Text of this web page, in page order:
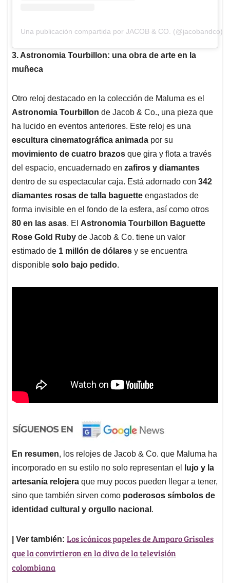
Una publicación compartida por JACOB & CO. (@jacobandco)
3. Astronomia Tourbillon: una obra de arte en la
muñeca
Otro reloj destacado en la colección de Maluma es el
Astronomia Tourbillon de Jacob & Co., una pieza que
ha lucido en eventos anteriores. Este reloj es una
escultura cinematográfica animada por su
movimiento de cuatro brazos que gira y flota a través
del espacio, encuadernado en zafiros y diamantes
dentro de su espectacular caja. Está adornado con 342
diamantes rosas de talla baguette engastados de
forma invisible en el fondo de la esfera, así como otros
80 en las asas. El Astronomia Tourbillon Baguette
Rose Gold Ruby de Jacob & Co. tiene un valor
estimado de 1 millón de dólares y se encuentra
disponible solo bajo pedido.
En resumen, los relojes de Jacob & Co. que Maluma ha
incorporado en su estilo no solo representan el
lujo y la
artesanía relojera que muy pocos pueden llegar a tener,
sino que también sirven como poderosos símbolos de
identidad cultural y orgullo nacional .
| Ver también: Los icónicos papeles de Amparo Grisales
que la convirtieron en la diva de la televisión
colombiana